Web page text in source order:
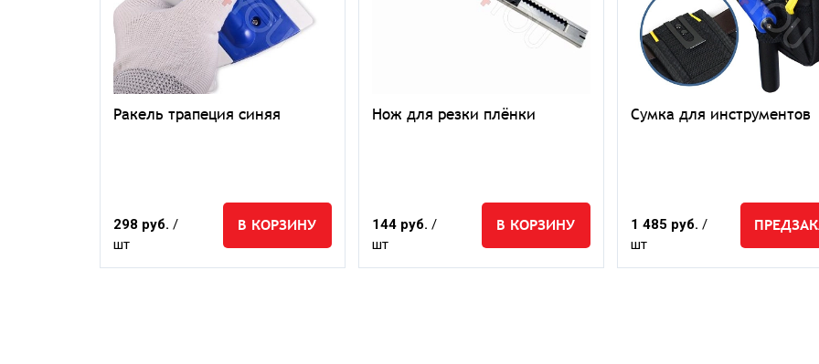
Ракель трапеция синяя
298 руб. /
шт
В КОРЗИНУ
Нож для резки плёнки
144 руб. /
шт
В КОРЗИНУ
Сумка для инструментов
1 485 руб. /
шт